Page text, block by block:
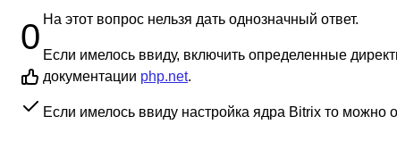
0 На этот вопрос нельзя дать однозначный ответ.
Если имелось ввиду, включить определенные
документации php.net.
Если имелось ввиду настройка ядра Bitrix то можно